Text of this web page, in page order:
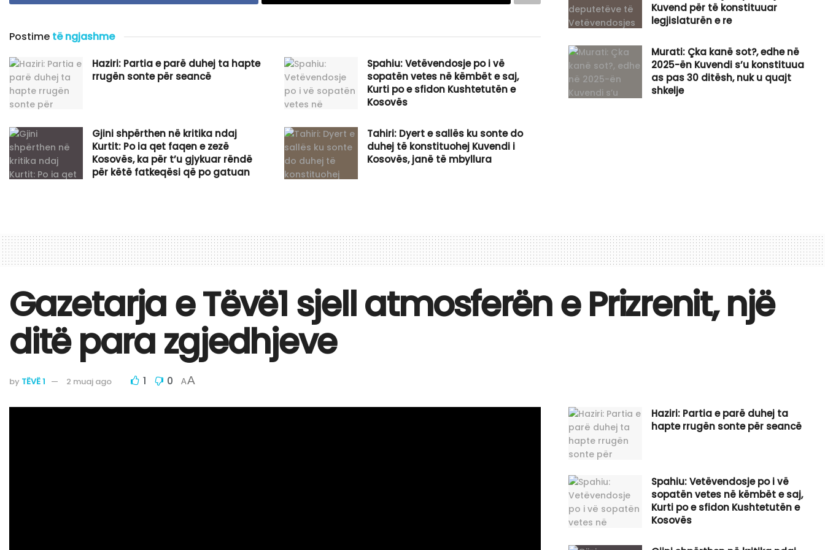
Postime të ngjashme
Haziri: Partia e parë duhej ta hapte
rrugën sonte për seancë
Spahiu: Vetëvendosje po i vë
sopatën vetes në këmbët e saj,
Kurti po e sfidon Kushtetutën e
Kosovës
Gjini shpërthen në kritika ndaj
Kurtit: Po ia qet faqen e zezë
Kosovës, ka për t’u gjykuar rëndë
për këtë fatkeqësi që po gatuan
Tahiri: Dyert e sallës ku sonte do
duhej të konstituohej Kuvendi i
Kosovës, janë të mbyllura
Kuvend për të konstituuar
legjislaturën e re
Murati: Çka kanë sot?, edhe në
2025-ën Kuvendi s’u konstituua
as pas 30 ditësh, nuk u quajt
shkelje
Gazetarja e Tëvë1 sjell atmosferën e Prizrenit, një
ditë para zgjedhjeve
by TËVË 1 2 muaj ago 1 0 AA
Haziri: Partia e parë duhej ta
hapte rrugën sonte për seancë
Spahiu: Vetëvendosje po i vë
sopatën vetes në këmbët e saj,
Kurti po e sfidon Kushtetutën e
Kosovës